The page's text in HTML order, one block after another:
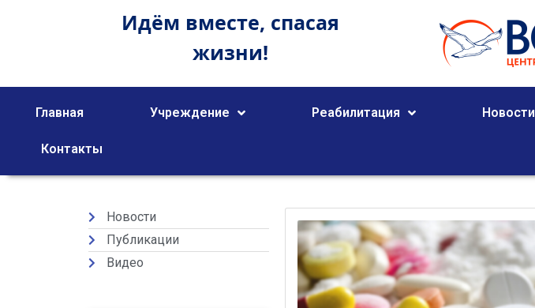
Идём вместе, спасая
жизни!
Главная Учреждение Реабилитация Новости
Контакты
Новости
Публикации
Видео